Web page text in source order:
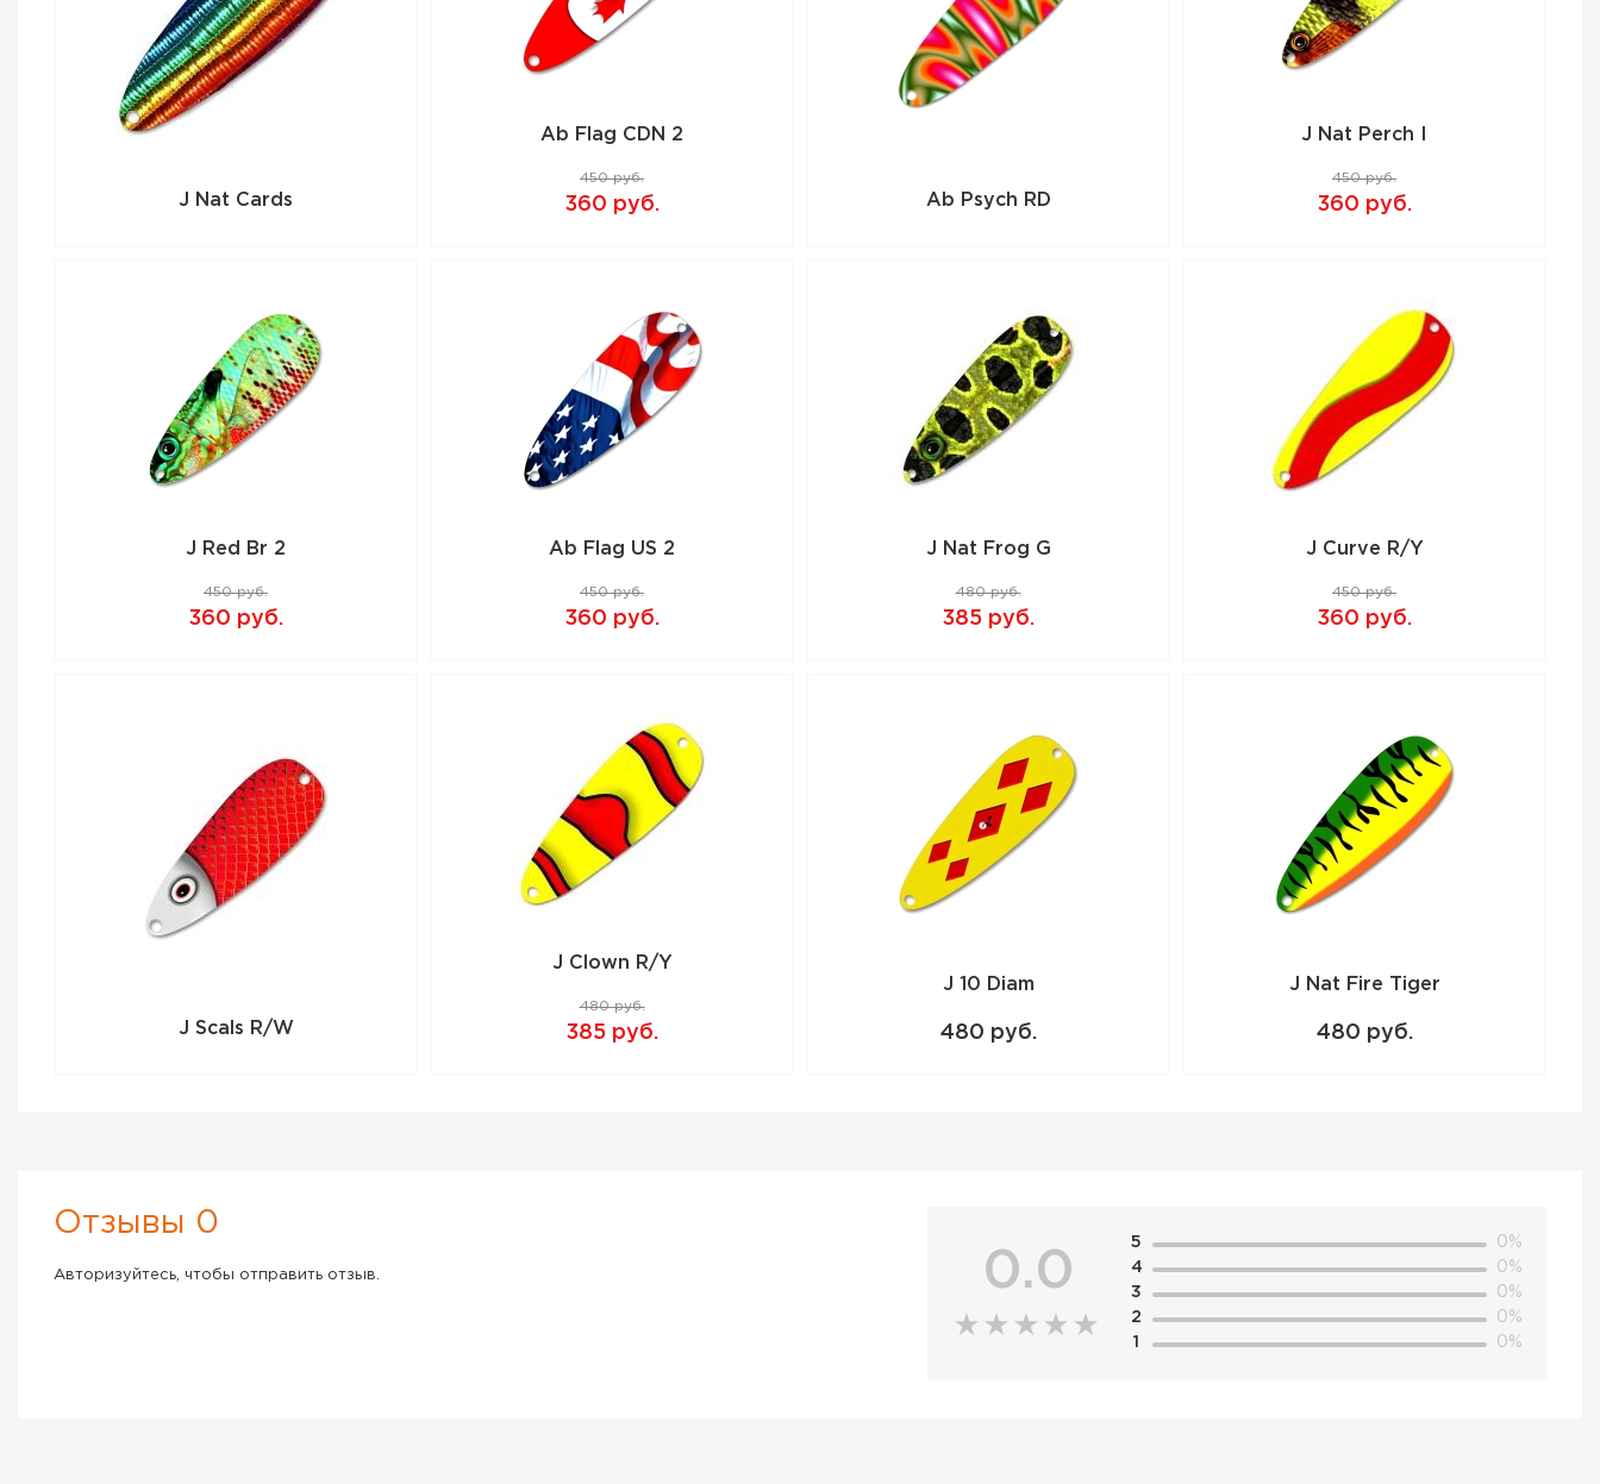
J Nat Cards
Ab Flag CDN 2
450 руб.
360 руб. Ab Psych RD
J Nat Perch I
450 руб.
360 руб.
J Red Br 2
450 руб.
360 руб.
Ab Flag US 2
450 руб.
360 руб.
J Nat Frog G
480 руб.
385 руб.
J Curve R/Y
450 руб.
360 руб.
J Scals R/W
J Clown R/Y
480 руб.
385 руб.
J 10 Diam
480 руб.
J Nat Fire Tiger
480 руб.
Отзывы 0
Авторизуйтесь, чтобы отправить отзыв. 0.0
5
0%
4
0%
3
0%
2
0%
1
0%